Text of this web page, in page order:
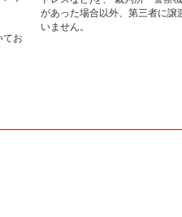
てお
があった場合以外、第三者に譲
いません。